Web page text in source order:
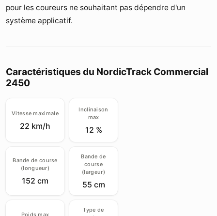
pour les coureurs ne souhaitant pas dépendre d'un
système applicatif.
Caractéristiques du NordicTrack Commercial
2450
Vitesse maximale
22 km/h
Inclinaison
max
12 %
Bande de course
(longueur)
152 cm
Bande de
course
(largeur)
55 cm
Type de